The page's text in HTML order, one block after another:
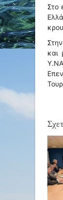
Στο
και